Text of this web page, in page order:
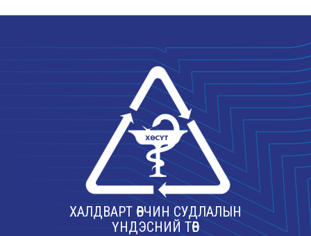
ХАЛДВАРТ ӨВЧИН СУДЛАЛЫН
ҮНДЭСНИЙ ТӨВ